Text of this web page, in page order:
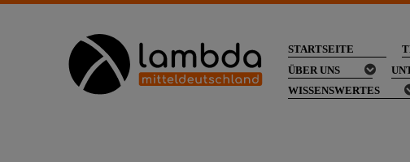
STARTSEITE
ÜBER UNS
WISSENSWERTES